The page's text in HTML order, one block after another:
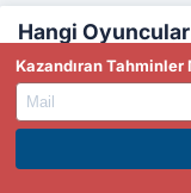
Hangi
Kazandıran